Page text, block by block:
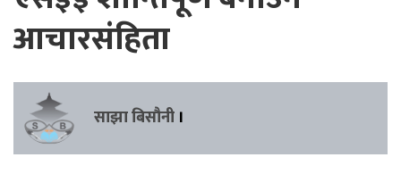
आचारसंहिता
साझा बिसौनी ।